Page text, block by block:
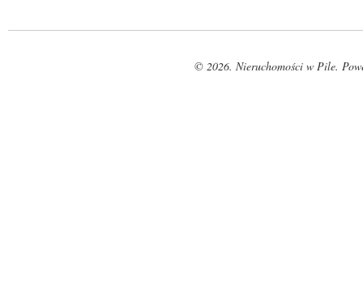
© 2026. Nieruchomości w Pile.